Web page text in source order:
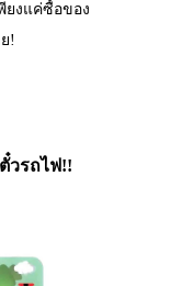
ยงแค่ซื้อของ
!
วรถไฟ!!